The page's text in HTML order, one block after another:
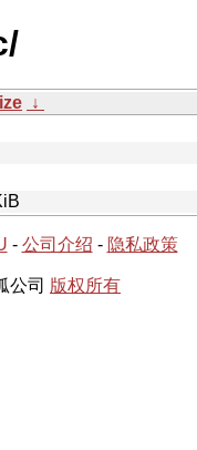
↓
- 公司介绍 - 隐私政策
公司 版权所有